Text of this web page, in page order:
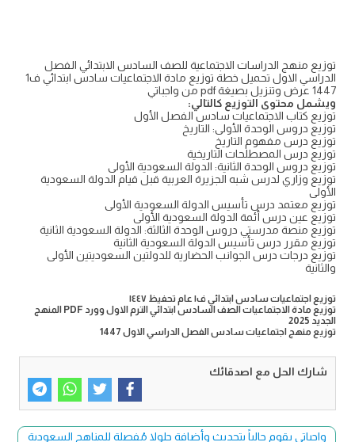
توزيع منهج الدراسات الاجتماعية للصف السادس الابتدائي الفصل
الدراسي الاول تحميل خطة توزيع مادة الاجتماعيات سادس ابتدائي ف1
1447 عرض وتنزيل بصيغة pdf من واجباتي
ويشمل محتوى التوزيع كالتالي:
توزيع كتاب الاجتماعيات سادس الفصل الأول
توزيع دروس الوحدة الأولى: التاريخ
توزيع درس مفهوم التاريخ
توزيع درس المصطلحات التاريخية
توزيع دروس الوحدة الثانية: الدولة السعودية الأولى
توزيع وزاري لدرس شبه الجزيرة العربية قبل قيام الدولة السعودية
الأولى
توزيع معتمد درس تأسيس الدولة السعودية الأولى
توزيع عين درس أئمة الدولة السعودية الأولى
توزيع منصة مدرستي دروس الوحدة الثالثة: الدولة السعودية الثانية
توزيع مقرر درس تأسيس الدولة السعودية الثانية
توزيع درجات درس الجوانب الحضارية للدولتين السعوديتين الأولى
والثانية
توزيع اجتماعيات سادس ابتدائي ف١ عام تحفيظ ١٤٤٧
توزيع مادة الاجتماعيات الصف السادس ابتدائي الترم الاول وورد PDF المنهج
الجديد 2025
توزيع منهج اجتماعيات سادس الفصل الدراسي الاول 1447
شارك الحل مع اصدقائك
واجباتي يقوم حالياً بتحديث وأضافة حلولا مُفصلة للمناهج السعودية